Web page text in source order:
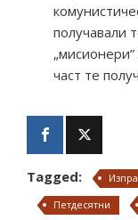
получавали
част те
Tagged:
Петдесятни